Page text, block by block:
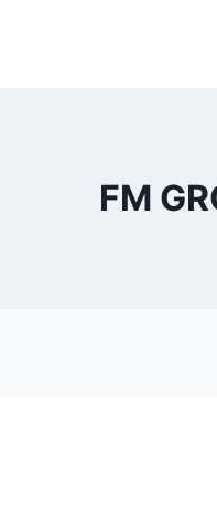
FM